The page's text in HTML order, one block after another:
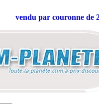
vendu par couronne de